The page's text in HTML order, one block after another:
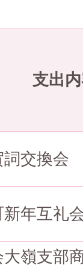
支出
交換会
年互礼
嶺支部